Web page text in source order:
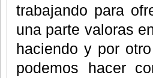
trabajando para
una parte valoras
haciendo y por
podemos hacer